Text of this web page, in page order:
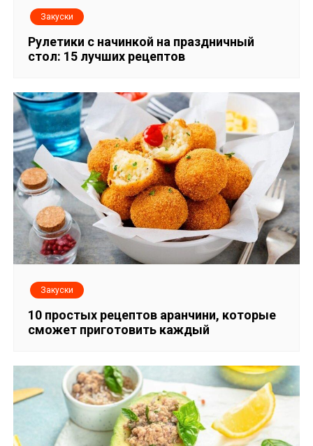
Закуски
Рулетики с начинкой на праздничный
стол: 15 лучших рецептов
Закуски
10 простых рецептов аранчини, которые
сможет приготовить каждый